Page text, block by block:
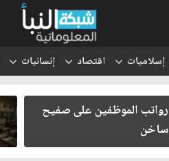
إسلاميات اقتصاد إنسانيات
رواتب الموظفين على صفيح
ساخن